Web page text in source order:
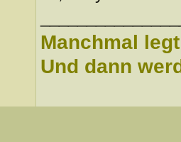
Manchmal
Und dann